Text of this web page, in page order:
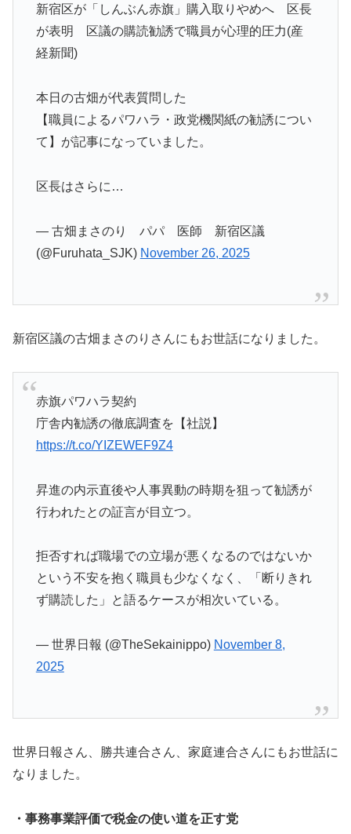
新宿区が「しんぶん赤旗」購入取りやめへ 区長
が表明 区議の購読勧誘で職員が心理的圧力(産
経新聞)
本日の古畑が代表質問した
【職員によるパワハラ・政党機関紙の勧誘につい
て】が記事になっていました。
区長はさらに…
— 古畑まさのり パパ 医師 新宿区議
(@Furuhata_SJK) November 26, 2025
新宿区議の古畑まさのりさんにもお世話になりました。
赤旗パワハラ契約
庁舎内勧誘の徹底調査を【社説】
https://t.co/YIZEWEF9Z4
昇進の内示直後や人事異動の時期を狙って勧誘が
行われたとの証言が目立つ。
拒否すれば職場での立場が悪くなるのではないか
という不安を抱く職員も少なくなく、「断りきれ
ず購読した」と語るケースが相次いている。
— 世界日報 (@TheSekainippo) November 8,
2025
世界日報さん、勝共連合さん、家庭連合さんにもお世話に
なりました。
・事務事業評価で税金の使い道を正す党